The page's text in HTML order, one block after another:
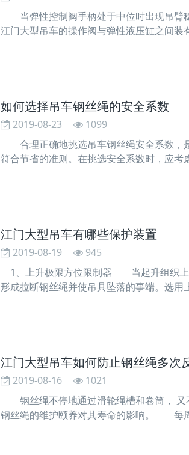
当弹性控制阀手柄处于中位时出现吊臂
江门大型吊车的操作阀与弹性液压缸之间
如何选择吊车钢丝绳的安全系数
2019-08-23
1099
合理正确地挑选吊车钢丝绳安全系数，
符合节省的准则。在挑选安全系数时，应
江门大型吊车有哪些保护装置
2019-08-19
945
1、上升极限方位限制器 当起升组织上
形成拉断钢丝绳并使吊具坠落的事端。选
江门大型吊车如何防止钢丝绳多次
2019-08-16
1021
钢丝绳不停地通过滑轮绳槽和卷筒， 又
钢丝绳的维护颐养对其寿命的影响。 每周